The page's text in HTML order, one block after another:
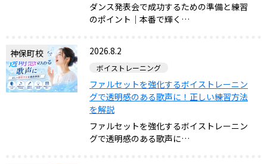
ダンス発表会で成功するための準備と練習
のポイント｜本番で輝く…
神保町校 2026.8.2
ボイストレーニング
ファルセットを強化するボイストレーニン
グで透明感のある歌声に！正しい練習方法
を解説
ファルセットを強化するボイストレーニン
グで透明感のある歌声に…